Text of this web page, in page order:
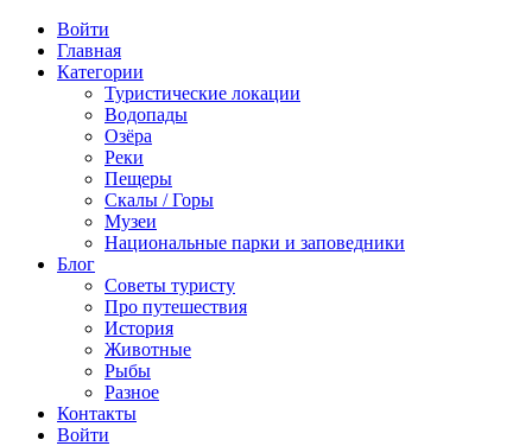
Войти
Главная
Категории
Туристические локации
Водопады
Озёра
Реки
Пещеры
Скалы / Горы
Музеи
Национальные парки и заповедники
Блог
Советы туристу
Про путешествия
История
Животные
Рыбы
Разное
Контакты
Войти